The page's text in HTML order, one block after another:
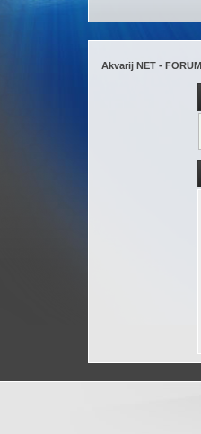
Akvarij NET - FORUM